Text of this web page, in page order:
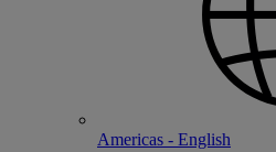
Americas - English